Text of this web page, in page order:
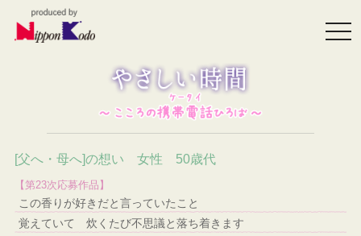
[父へ・母へ]の想い 女性 50歳代
【第23次応募作品】
この香りが好きだと言っていたこと
覚えていて 炊くたび不思議と落ち着きます